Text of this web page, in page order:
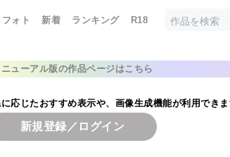
フォト 新着 ランキング R18
ニューアル版の作品ページはこちら
応じたおすすめ表示や、画像生成機能が利用でき
新規登録／ログイン